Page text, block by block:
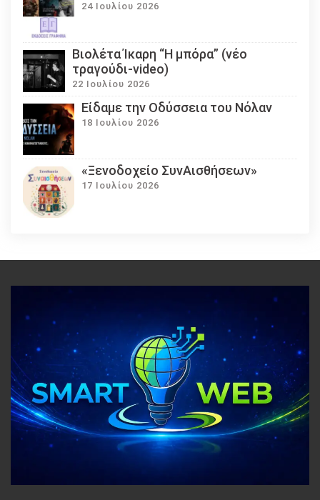
24 Ιουλίου 2026
Βιολέτα Ίκαρη “Η μπόρα” (νέο
τραγούδι-video)
22 Ιουλίου 2026
Eίδαμε την Οδύσσεια του Νόλαν
18 Ιουλίου 2026
«Ξενοδοχείο ΣυνΑισθήσεων»
17 Ιουλίου 2026